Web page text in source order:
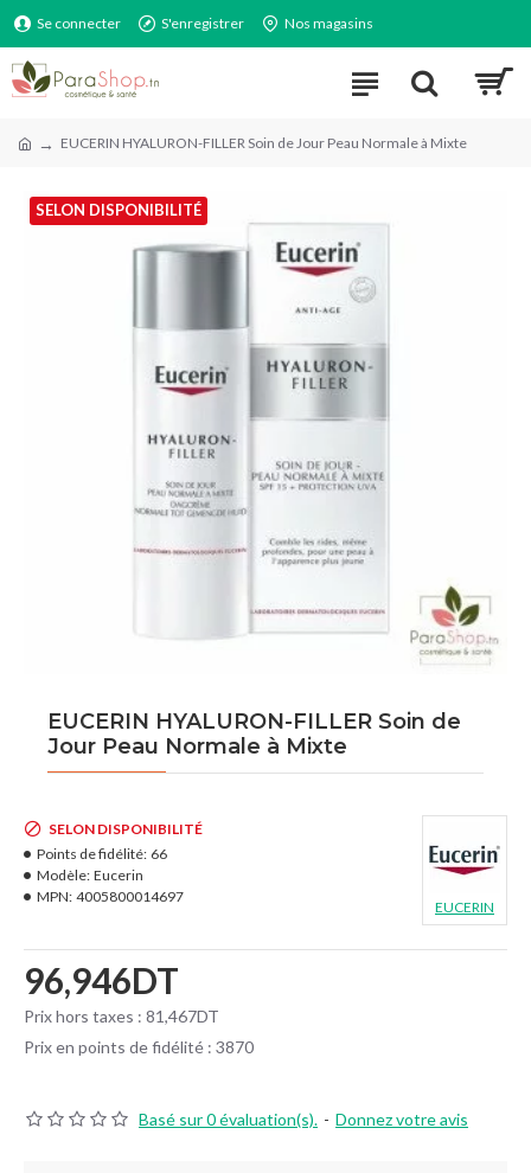
Se connecter S'enregistrer Nos magasins
EUCERIN HYALURON-FILLER Soin de Jour Peau Normale à Mixte
SELON DISPONIBILITÉ
EUCERIN HYALURON-FILLER Soin de
Jour Peau Normale à Mixte
Basé sur 0 évaluation(s). - Donnez votre avis
96,946DT
Prix hors taxes : 81,467DT
Prix en points de fidélité : 3870
SELON DISPONIBILITÉ
Points de fidélité: 66
Modèle: Eucerin
MPN: 4005800014697
EUCERIN